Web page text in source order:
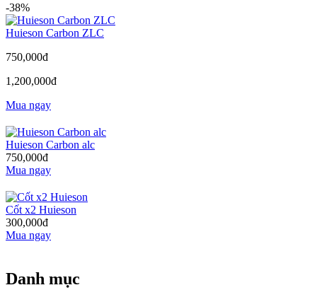
-38%
Huieson Carbon ZLC
750,000đ
1,200,000đ
Mua ngay
Huieson Carbon alc
750,000đ
Mua ngay
Cốt x2 Huieson
300,000đ
Mua ngay
Danh mục